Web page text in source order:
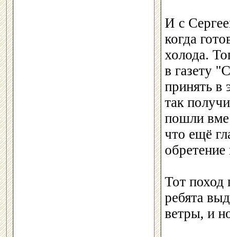
И с
когда
холода.
в газету
принять в
так
пошли
что ещё
Тот поход
ребята
ветры, и